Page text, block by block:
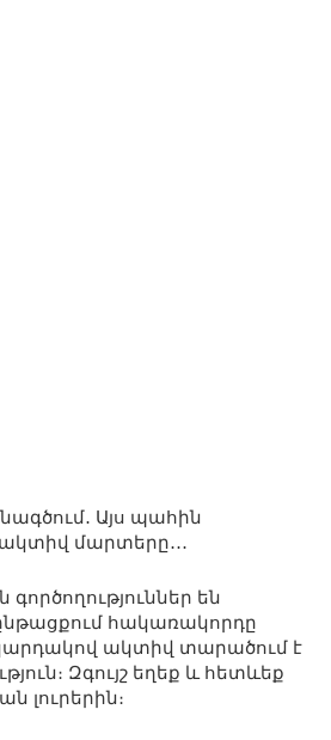
Այս պահին
մարտերը․․․
են
հակառակորդը
ակտիվ տարածում է
Զգույշ եղեք և հետևեք
լուրերին։